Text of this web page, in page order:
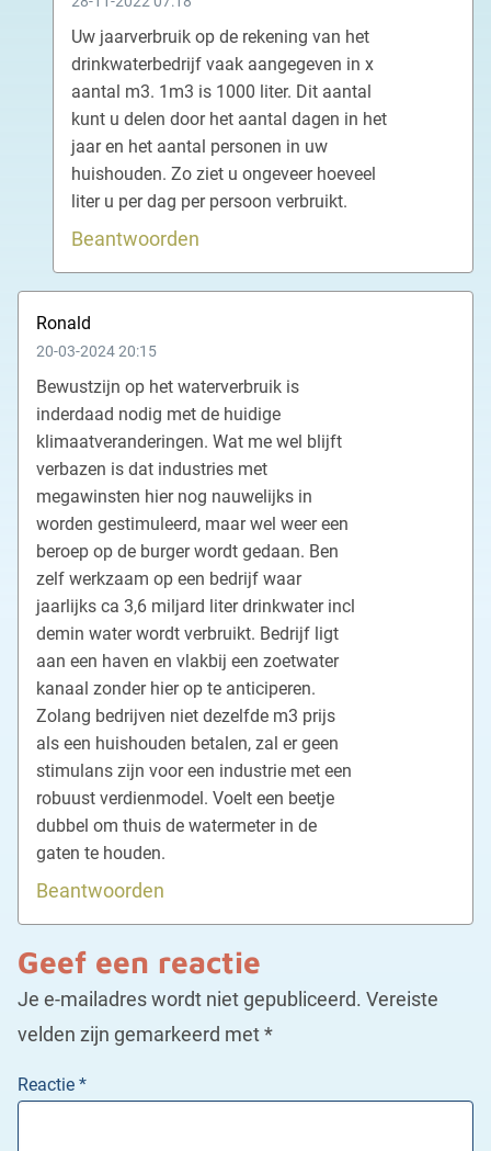
Geef een reactie
Je e-mailadres wordt niet gepubliceerd. Vereiste
velden zijn gemarkeerd met*
Reactie *
Uw jaarverbruik op de rekening van het
drinkwaterbedrijf vaak aangegeven in x
aantal m3. 1m3 is 1000 liter. Dit aantal
kunt u delen door het aantal dagen in het
jaar en het aantal personen in uw
huishouden. Zo ziet u ongeveer hoeveel
liter u per dag per persoon verbruikt.
Beantwoorden
Ronald
20-03-2024 20:15
Bewustzijn op het waterverbruik is
inderdaad nodig met de huidige
klimaatveranderingen. Wat me wel blijft
verbazen is dat industries met
megawinsten hier nog nauwelijks in
worden gestimuleerd, maar wel weer een
beroep op de burger wordt gedaan. Ben
zelf werkzaam op een bedrijf waar
jaarlijks ca 3,6 miljard liter drinkwater incl
demin water wordt verbruikt. Bedrijf ligt
aan een haven en vlakbij een zoetwater
kanaal zonder hier op te anticiperen.
Zolang bedrijven niet dezelfde m3 prijs
als een huishouden betalen, zal er geen
stimulans zijn voor een industrie met een
robuust verdienmodel. Voelt een beetje
dubbel om thuis de watermeter in de
gaten te houden.
Beantwoorden